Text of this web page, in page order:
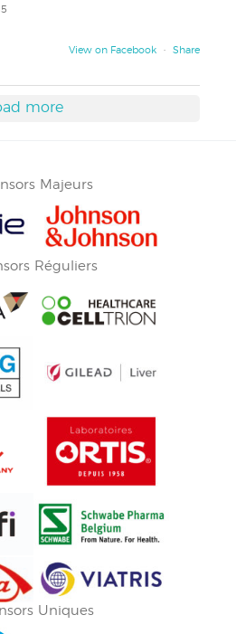
View on Facebook · Share
more
Majeurs
Réguliers
Uniques